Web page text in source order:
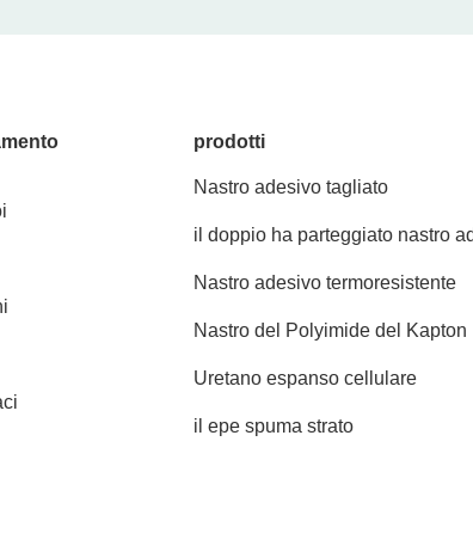
prodotti
Nastro adesivo tagliato
il doppio ha parteggiato nastro
Nastro adesivo termoresistente
Nastro del Polyimide del Kapton
Uretano espanso cellulare
il epe spuma strato